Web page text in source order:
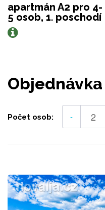
apartmán A2 pro 4-
5 osob, 1. poschodí
Objednávka
Počet osob: -